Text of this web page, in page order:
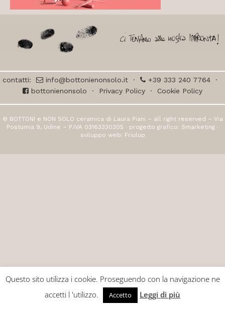
contatti: info@bottonienonsolo.it · +39 333 240 7764 ·
bottonienonsolo · Privacy Policy · Cookie Policy
© BOTTONI e NON SOLO ceramica di Laura Piani – all right reserved – Via
Postumia 9, Udine – P.IVA 03163330305 · progetto grafico: Smarketing ·
sviluppo web: Friulup
Questo sito utilizza i cookie. Proseguendo con la navigazione ne
accetti l 'utilizzo.
Accetto Leggi di più